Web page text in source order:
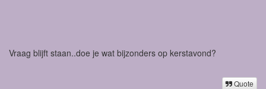
Vraag blijft staan..doe je wat bijzonders op kerstavond?
Quote